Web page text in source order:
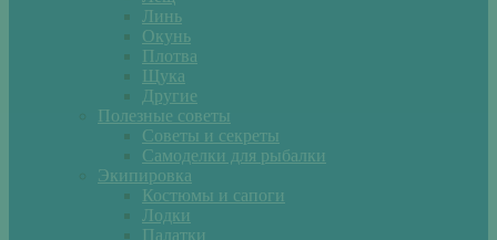
Линь
Окунь
Плотва
Щука
Другие
Полезные советы
Советы и секреты
Самоделки для рыбалки
Экипировка
Костюмы и сапоги
Лодки
Палатки